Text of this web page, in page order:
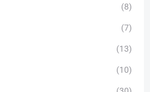
(8)
(7)
(13)
(10)